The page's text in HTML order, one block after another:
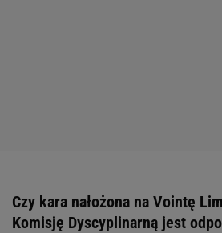
Czy kara nałożona na Vointę
Komisję Dyscyplinarną jest